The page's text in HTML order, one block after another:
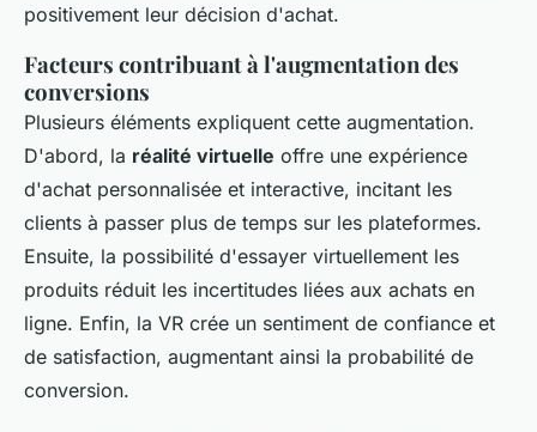
positivement leur décision d'achat.
Facteurs contribuant à l'augmentation des
conversions
Plusieurs éléments expliquent cette augmentation.
D'abord, la réalité virtuelle offre une expérience
d'achat personnalisée et interactive, incitant les
clients à passer plus de temps sur les plateformes.
Ensuite, la possibilité d'essayer virtuellement les
produits réduit les incertitudes liées aux achats en
ligne. Enfin, la VR crée un sentiment de confiance et
de satisfaction, augmentant ainsi la probabilité de
conversion.